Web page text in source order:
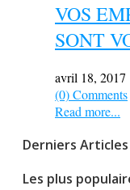
VOS
SONT
avril 18, 2017
(0) Comments
Read more...
Derniers Articles
Les plus